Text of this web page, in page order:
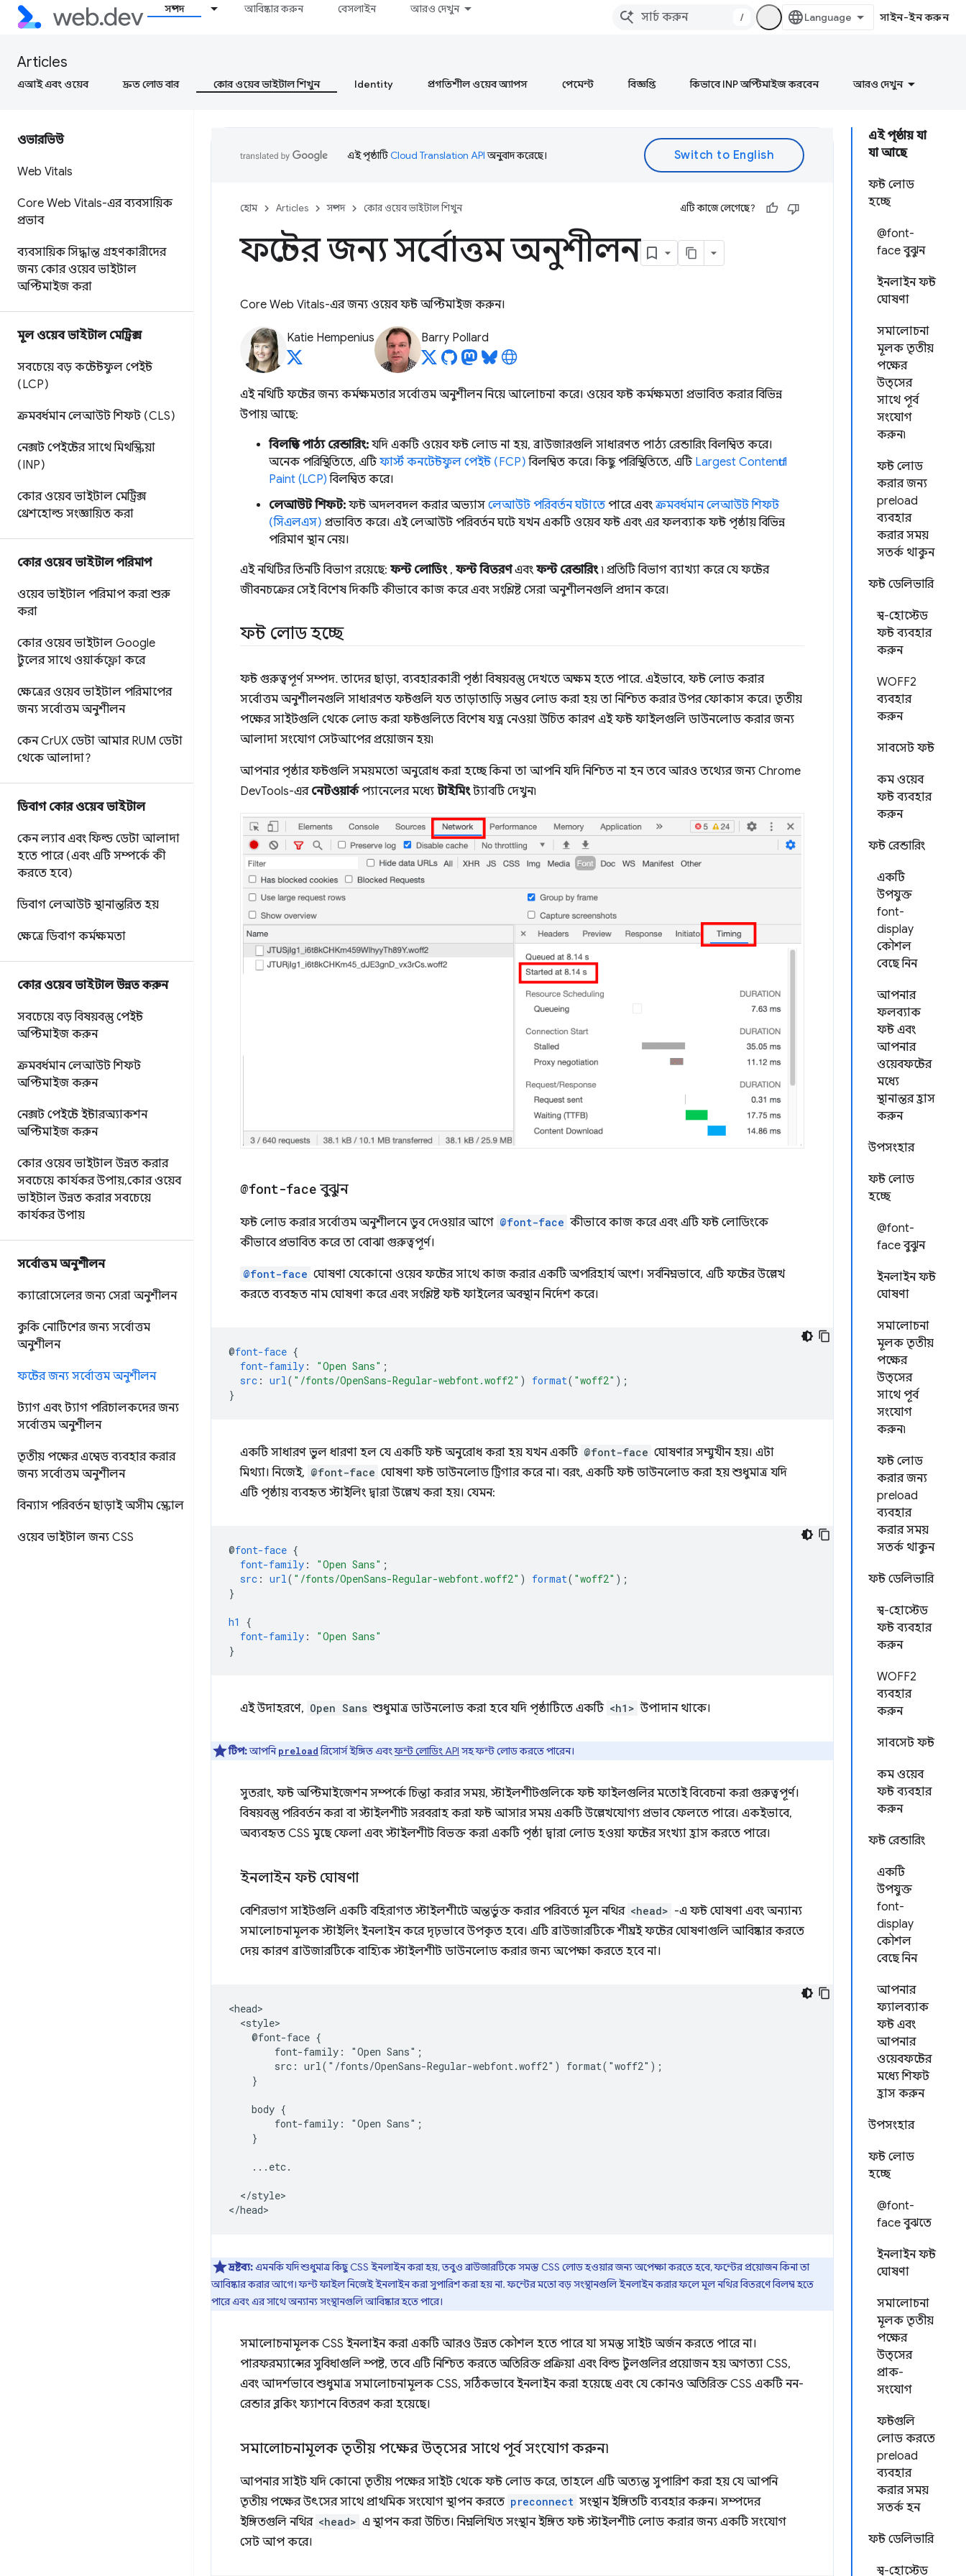
সম্পদ আবিষ্কার করুন বেসলাইন আরও দেখুন
/ সাইন-ইন করুন
Articles
এআই এবং ওয়েব দ্রুত লোড বার কোর ওয়েব ভাইটাল শিখুন Identity প্রগতিশীল ওয়েব অ্যাপস পেমেন্ট বিজ্ঞপ্তি কিভাবে INP অপ্টিমাইজ করবেন আরও দেখুন
ওভারভিউ
Web Vitals
Core Web Vitals-এর ব্যবসায়িক
প্রভাব
ব্যবসায়িক সিদ্ধান্ত গ্রহণকারীদের
জন্য কোর ওয়েব ভাইটাল
অপ্টিমাইজ করা
মূল ওয়েব ভাইটাল মেট্রিক্স
সবচেয়ে বড় কন্টেন্টফুল পেইন্ট
(LCP)
ক্রমবর্ধমান লেআউট শিফট (CLS)
নেক্সট পেইন্টের সাথে মিথস্ক্রিয়া
(INP)
কোর ওয়েব ভাইটাল মেট্রিক্স
থ্রেশহোল্ড সংজ্ঞায়িত করা
কোর ওয়েব ভাইটাল পরিমাপ
ওয়েব ভাইটাল পরিমাপ করা শুরু
করা
কোর ওয়েব ভাইটাল Google
টুলের সাথে ওয়ার্কফ্লো করে
ক্ষেত্রের ওয়েব ভাইটাল পরিমাপের
জন্য সর্বোত্তম অনুশীলন
কেন CrUX ডেটা আমার RUM ডেটা
থেকে আলাদা?
ডিবাগ কোর ওয়েব ভাইটাল
কেন ল্যাব এবং ফিল্ড ডেটা আলাদা
হতে পারে (এবং এটি সম্পর্কে কী
করতে হবে)
ডিবাগ লেআউট স্থানান্তরিত হয়
ক্ষেত্রে ডিবাগ কর্মক্ষমতা
কোর ওয়েব ভাইটাল উন্নত করুন
সবচেয়ে বড় বিষয়বস্তু পেইন্ট
অপ্টিমাইজ করুন
ক্রমবর্ধমান লেআউট শিফট
অপ্টিমাইজ করুন
নেক্সট পেইন্টে ইন্টারঅ্যাকশন
অপ্টিমাইজ করুন
কোর ওয়েব ভাইটাল উন্নত করার
সবচেয়ে কার্যকর উপায়,কোর ওয়েব
ভাইটাল উন্নত করার সবচেয়ে
কার্যকর উপায়
সর্বোত্তম অনুশীলন
ক্যারোসেলের জন্য সেরা অনুশীলন
কুকি নোটিশের জন্য সর্বোত্তম
অনুশীলন
ফন্টের জন্য সর্বোত্তম অনুশীলন
ট্যাগ এবং ট্যাগ পরিচালকদের জন্য
সর্বোত্তম অনুশীলন
তৃতীয় পক্ষের এম্বেড ব্যবহার করার
জন্য সর্বোত্তম অনুশীলন
বিন্যাস পরিবর্তন ছাড়াই অসীম স্ক্রোল
ওয়েব ভাইটাল জন্য CSS
এই পৃষ্ঠায় যা
যা আছে
ফন্ট লোড
হচ্ছে
@font-
face বুঝুন
ইনলাইন ফন্ট
ঘোষণা
সমালোচনা
মূলক তৃতীয়
পক্ষের
উত্সের
সাথে পূর্ব
সংযোগ
করুন৷
ফন্ট লোড
করার জন্য
preload
ব্যবহার
করার সময়
সতর্ক থাকুন
ফন্ট ডেলিভারি
স্ব-হোস্টেড
ফন্ট ব্যবহার
করুন
WOFF2
ব্যবহার
করুন
সাবসেট ফন্ট
কম ওয়েব
ফন্ট ব্যবহার
করুন
ফন্ট রেন্ডারিং
একটি
উপযুক্ত
font-
display
কৌশল
বেছে নিন
আপনার
ফলব্যাক
ফন্ট এবং
আপনার
ওয়েবফন্টের
মধ্যে
স্থানান্তর হ্রাস
করুন
উপসংহার
ফন্ট লোড
হচ্ছে
@font-
face বুঝুন
ইনলাইন ফন্ট
ঘোষণা
সমালোচনা
মূলক তৃতীয়
পক্ষের
উত্সের
সাথে পূর্ব
সংযোগ
করুন৷
ফন্ট লোড
করার জন্য
preload
ব্যবহার
করার সময়
সতর্ক থাকুন
ফন্ট ডেলিভারি
স্ব-হোস্টেড
ফন্ট ব্যবহার
করুন
WOFF2
ব্যবহার
করুন
সাবসেট ফন্ট
কম ওয়েব
ফন্ট ব্যবহার
করুন
ফন্ট রেন্ডারিং
একটি
উপযুক্ত
font-
display
কৌশল
বেছে নিন
আপনার
ফ্যালব্যাক
ফন্ট এবং
আপনার
ওয়েবফন্টের
মধ্যে শিফট
হ্রাস করুন
উপসংহার
ফন্ট লোড
হচ্ছে
@font-
face বুঝতে
ইনলাইন ফন্ট
ঘোষণা
সমালোচনা
মূলক তৃতীয়
পক্ষের
উত্সের
প্রাক-
সংযোগ
ফন্টগুলি
লোড করতে
preload
ব্যবহার
করার সময়
সতর্ক হন
ফন্ট ডেলিভারি
স্ব-হোস্টেড
এই পৃষ্ঠাটিCloud Translation APIঅনুবাদ করেছে।
হোম Articles সম্পদ কোর ওয়েব ভাইটাল শিখুন এটি কাজে লেগেছে?
ফন্টের জন্য সর্বোত্তম অনুশীলন
Core Web Vitals-এর জন্য ওয়েব ফন্ট অপ্টিমাইজ করুন।
Katie Hempenius Barry Pollard
এই নথিটি ফন্টের জন্য কর্মক্ষমতার সর্বোত্তম অনুশীলন নিয়ে আলোচনা করে। ওয়েব ফন্ট কর্মক্ষমতা প্রভাবিত করার বিভিন্ন
উপায় আছে:
বিলম্বিত পাঠ্য রেন্ডারিং: যদি একটি ওয়েব ফন্ট লোড না হয়, ব্রাউজারগুলি সাধারণত পাঠ্য রেন্ডারিং বিলম্বিত করে।
অনেক পরিস্থিতিতে, এটিফার্স্ট কনটেন্টফুল পেইন্ট (FCP) বিলম্বিত করে। কিছু পরিস্থিতিতে, এটি Largest Contentful
Paint (LCP) বিলম্বিত করে।
লেআউট শিফট: ফন্ট অদলবদল করার অভ্যাস লেআউট পরিবর্তন ঘটাতে পারে এবংক্রমবর্ধমান লেআউট শিফট
(সিএলএস) প্রভাবিত করে। এই লেআউট পরিবর্তন ঘটে যখন একটি ওয়েব ফন্ট এবং এর ফলব্যাক ফন্ট পৃষ্ঠায় বিভিন্ন
পরিমাণ স্থান নেয়।
এই নথিটির তিনটি বিভাগ রয়েছে: ফন্ট লোডিং, ফন্ট বিতরণএবং ফন্ট রেন্ডারিং৷ প্রতিটি বিভাগ ব্যাখ্যা করে যে ফন্টের
জীবনচক্রের সেই বিশেষ দিকটি কীভাবে কাজ করে এবং সংশ্লিষ্ট সেরা অনুশীলনগুলি প্রদান করে।
ফন্ট লোড হচ্ছে
ফন্ট গুরুত্বপূর্ণ সম্পদ. তাদের ছাড়া, ব্যবহারকারী পৃষ্ঠা বিষয়বস্তু দেখতে অক্ষম হতে পারে. এইভাবে, ফন্ট লোড করার
সর্বোত্তম অনুশীলনগুলি সাধারণত ফন্টগুলি যত তাড়াতাড়ি সম্ভব লোড করা হয় তা নিশ্চিত করার উপর ফোকাস করে। তৃতীয়
পক্ষের সাইটগুলি থেকে লোড করা ফন্টগুলিতে বিশেষ যত্ন নেওয়া উচিত কারণ এই ফন্ট ফাইলগুলি ডাউনলোড করার জন্য
আলাদা সংযোগ সেটআপের প্রয়োজন হয়৷
আপনার পৃষ্ঠার ফন্টগুলি সময়মতো অনুরোধ করা হচ্ছে কিনা তা আপনি যদি নিশ্চিত না হন তবে আরও তথ্যের জন্য Chrome
DevTools-এর নেটওয়ার্কপ্যানেলের মধ্যে টাইমিংট্যাবটি দেখুন৷
@font-face বুঝুন
ফন্ট লোড করার সর্বোত্তম অনুশীলনে ডুব দেওয়ার আগে @font-face কীভাবে কাজ করে এবং এটি ফন্ট লোডিংকে
কীভাবে প্রভাবিত করে তা বোঝা গুরুত্বপূর্ণ।
@font-face ঘোষণা যেকোনো ওয়েব ফন্টের সাথে কাজ করার একটি অপরিহার্য অংশ। সর্বনিম্নভাবে, এটি ফন্টের উল্লেখ
করতে ব্যবহৃত নাম ঘোষণা করে এবং সংশ্লিষ্ট ফন্ট ফাইলের অবস্থান নির্দেশ করে।
@font-face {
font-family : "Open Sans" ;
src : url ( "/fonts/OpenSans-Regular-webfont.woff2" ) format( "woff2" );
}
একটি সাধারণ ভুল ধারণা হল যে একটি ফন্ট অনুরোধ করা হয় যখন একটি @font-face ঘোষণার সম্মুখীন হয়। এটা
মিথ্যা। নিজেই, @font-face ঘোষণা ফন্ট ডাউনলোড ট্রিগার করে না। বরং, একটি ফন্ট ডাউনলোড করা হয় শুধুমাত্র যদি
এটি পৃষ্ঠায় ব্যবহৃত স্টাইলিং দ্বারা উল্লেখ করা হয়। যেমন:
@font-face {
font-family : "Open Sans" ;
src : url ( "/fonts/OpenSans-Regular-webfont.woff2" ) format( "woff2" );
}
h1
{
font-family :
"Open Sans"
}
এই উদাহরণে, Open Sans শুধুমাত্র ডাউনলোড করা হবে যদি পৃষ্ঠাটিতে একটি <h1> উপাদান থাকে।
টিপ:আপনিpreloadরিসোর্স ইঙ্গিত এবংফন্ট লোডিং API সহ ফন্ট লোড করতে পারেন।
সুতরাং, ফন্ট অপ্টিমাইজেশন সম্পর্কে চিন্তা করার সময়, স্টাইলশীটগুলিকে ফন্ট ফাইলগুলির মতোই বিবেচনা করা গুরুত্বপূর্ণ।
বিষয়বস্তু পরিবর্তন করা বা স্টাইলশীট সরবরাহ করা ফন্ট আসার সময় একটি উল্লেখযোগ্য প্রভাব ফেলতে পারে। একইভাবে,
অব্যবহৃত CSS মুছে ফেলা এবং স্টাইলশীট বিভক্ত করা একটি পৃষ্ঠা দ্বারা লোড হওয়া ফন্টের সংখ্যা হ্রাস করতে পারে।
ইনলাইন ফন্ট ঘোষণা
বেশিরভাগ সাইটগুলি একটি বহিরাগত স্টাইলশীটে অন্তর্ভুক্ত করার পরিবর্তে মূল নথির <head> -এ ফন্ট ঘোষণা এবং অন্যান্য
সমালোচনামূলক স্টাইলিং ইনলাইন করে দৃঢ়ভাবে উপকৃত হবে। এটি ব্রাউজারটিকে শীঘ্রই ফন্টের ঘোষণাগুলি আবিষ্কার করতে
দেয় কারণ ব্রাউজারটিকে বাহ্যিক স্টাইলশীট ডাউনলোড করার জন্য অপেক্ষা করতে হবে না।
<head>
  <style>
    @font-face {
        font-family: "Open Sans";
        src: url("/fonts/OpenSans-Regular-webfont.woff2") format("woff2");
    }
    body {
        font-family: "Open Sans";
    }
    ...etc.
  </style>
দ্রষ্টব্য:এমনকি যদি শুধুমাত্র কিছু CSS ইনলাইন করা হয়, তবুও ব্রাউজারটিকে সমস্ত CSS লোড হওয়ার জন্য অপেক্ষা করতে হবে, ফন্টের প্রয়োজন কিনা তা
আবিষ্কার করার আগে। ফন্ট ফাইল নিজেই ইনলাইন করা সুপারিশ করা হয় না. ফন্টের মতো বড় সংস্থানগুলি ইনলাইন করার ফলে মূল নথির বিতরণে বিলম্ব হতে
পারে এবং এর সাথে অন্যান্য সংস্থানগুলি আবিষ্কার হতে পারে।
সমালোচনামূলক CSS ইনলাইন করা একটি আরও উন্নত কৌশল হতে পারে যা সমস্ত সাইট অর্জন করতে পারে না।
পারফরম্যান্সের সুবিধাগুলি স্পষ্ট, তবে এটি নিশ্চিত করতে অতিরিক্ত প্রক্রিয়া এবং বিল্ড টুলগুলির প্রয়োজন হয় অগত্যা CSS,
এবং আদর্শভাবে শুধুমাত্র সমালোচনামূলক CSS, সঠিকভাবে ইনলাইন করা হয়েছে এবং যে কোনও অতিরিক্ত CSS একটি নন-
রেন্ডার ব্লকিং ফ্যাশনে বিতরণ করা হয়েছে।
সমালোচনামূলক তৃতীয় পক্ষের উত্সের সাথে পূর্ব সংযোগ করুন৷
আপনার সাইট যদি কোনো তৃতীয় পক্ষের সাইট থেকে ফন্ট লোড করে, তাহলে এটি অত্যন্ত সুপারিশ করা হয় যে আপনি
তৃতীয় পক্ষের উৎসের সাথে প্রাথমিক সংযোগ স্থাপন করতে preconnect সংস্থান ইঙ্গিতটি ব্যবহার করুন। সম্পদের
ইঙ্গিতগুলি নথির <head> এ স্থাপন করা উচিত। নিম্নলিখিত সংস্থান ইঙ্গিত ফন্ট স্টাইলশীট লোড করার জন্য একটি সংযোগ
সেট আপ করে।